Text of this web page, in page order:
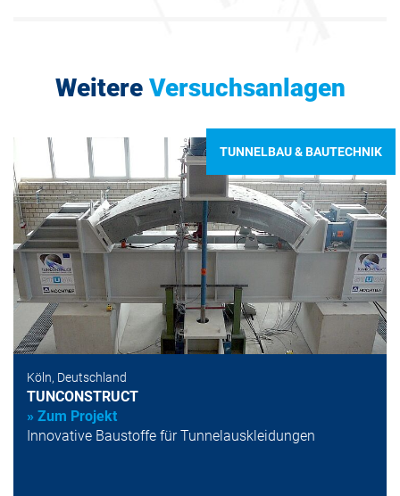
Weitere Versuchsanlagen
TUNNELBAU & BAUTECHNIK
Köln, Deutschland
TUNCONSTRUCT
» Zum Projekt
Innovative Baustoffe für Tunnelauskleidungen